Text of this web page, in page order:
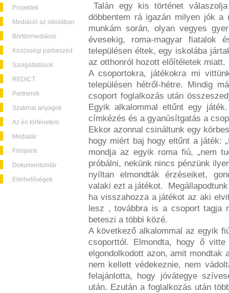
Projektek
Mediáció az iskolában
Börtönmediáció
Közösségi párbeszéd
Szolgáltatások
REDICT
Partnerek
Szakmai anyagok
Az én történetem
Médiatár
Filmjeink
Dokumentumtár
Elérhetőségek
Talán egy kis történet
döbbentem rá igazán milyen jók
munkám során, olyan vegyes
évesekig, roma-magyar fiatalok
településen éltek, egy iskolába
az otthonról hozott előítéletek miatt.
A csoportokra, játékokra mi
településen hétről-hétre. Mindig
csoport foglalkozás után
Egyik alkalommal eltűnt egy
címkézés és a gyanúsítgatás a
Ekkor azonnal csináltunk egy
hogy miért baj hogy eltűnt a játék:
mondja az egyik roma fiú, „nem
próbálni, nekünk nincs pénzünk
nyíltan elmondták érzéseiket,
valaki ezt a játékot.
ha visszahozza a játékot az aki
lesz , továbbra is a csoport tagja
beteszi a többi közé.
A következő alkalommal az egyik
csoporttól. Elmondta, hogy ő
elgondolkodott azon, amit
nem kellett védekeznie, nem
felajánlotta, hogy jóvátegye
után. Ezután a foglalkozás után